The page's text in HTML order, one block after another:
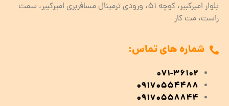
بلوار امیرکبیر، کوچه 51، ورودی ترمینال مسافربری امیرکبیر، سمت
راست، مت کار
شماره های تماس:
071-36102
09170554488
09170558844